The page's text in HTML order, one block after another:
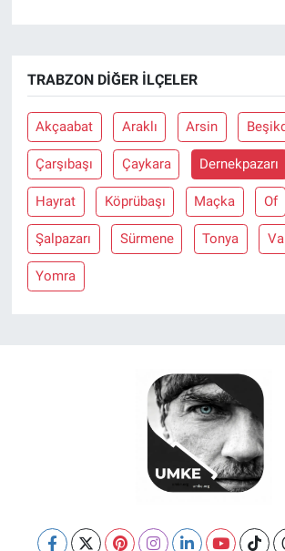
TRABZON DIĞER İLÇELER
Akçaabat Araklı Arsin
Çarşıbaşı Çaykara Dernekpazarı
Hayrat Köprübaşı Maçka Of
Şalpazarı Sürmene Tonya
Yomra